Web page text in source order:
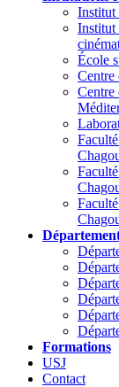
Institut
Institut
École
Centre
Centre
Formations
USJ
Contact